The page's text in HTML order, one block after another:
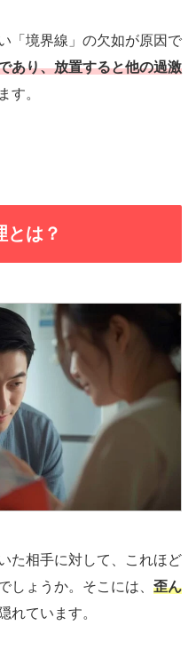
「境界線」の欠如が原因で
あり、放置すると他の過激
す。
とは？
た相手に対して、これほど
しょうか。そこには、 歪ん
れています。